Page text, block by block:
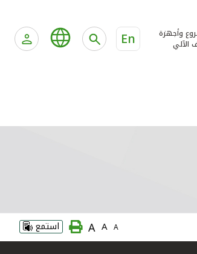
وأجهزة
الآلي
En
A
A
A استمع